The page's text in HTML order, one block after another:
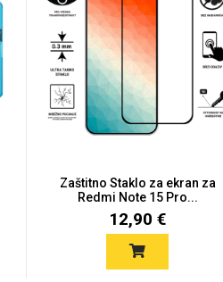
Zaštitno Staklo za ekran za
Redmi Note 15 Pro...
12,90 €